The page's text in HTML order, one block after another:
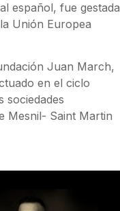
español, fue gestada
Unión Europea
Juan March,
en el ciclo
sociedades
Mesnil- Saint Martin